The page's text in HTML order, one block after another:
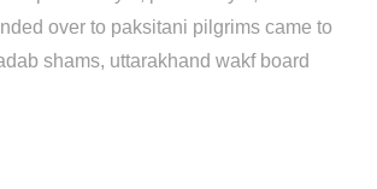
over to paksitani pilgrims came to
shams uttarakhand wakf board